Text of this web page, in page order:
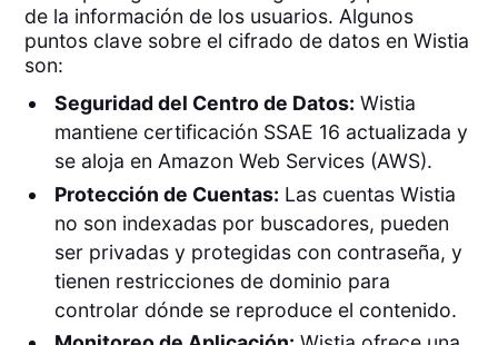
de la información de los usuarios. Algunos
puntos clave sobre el cifrado de datos en Wistia
son:
Seguridad del Centro de Datos: Wistia
mantiene certificación SSAE 16 actualizada y
se aloja en Amazon Web Services (AWS).
Protección de Cuentas: Las cuentas Wistia
no son indexadas por buscadores, pueden
ser privadas y protegidas con contraseña, y
tienen restricciones de dominio para
controlar dónde se reproduce el contenido.